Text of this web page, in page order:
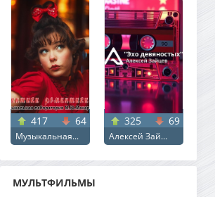
417 64
Музыкальная...
325 69
Алексей Зай...
МУЛЬТФИЛЬМЫ